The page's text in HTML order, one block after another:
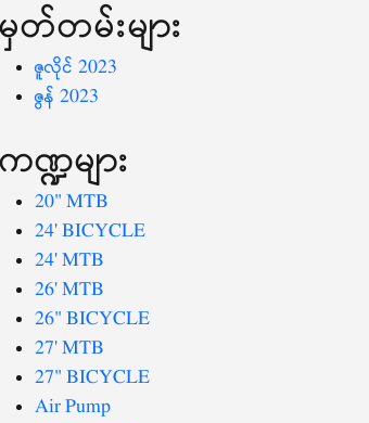
မှတ်တမ်းများ
ဇူလိုင် 2023
ဇွန် 2023
ကဏ္ဍများ
20" MTB
24' BICYCLE
24' MTB
26' MTB
26" BICYCLE
27' MTB
27" BICYCLE
Air Pump